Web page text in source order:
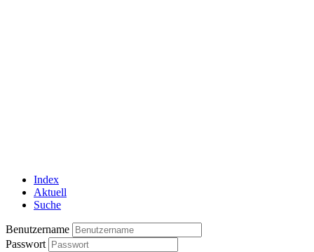
Index
Aktuell
Suche
Benutzername
Passwort